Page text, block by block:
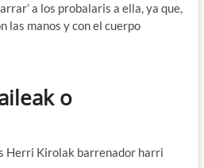
a los probalaris a ella, ya que,
las manos y con el cuerpo
o